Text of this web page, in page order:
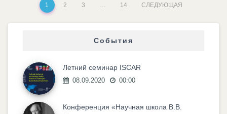
1 2 3 … 14 СЛЕДУЮЩАЯ
События
Летний семинар ISCAR
08.09.2020 00:00
Конференция «Научная школа В.В.